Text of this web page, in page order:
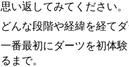
思い返してみてください。
どんな段階や経緯を経て
一番最初にダーツを初体
るまで。